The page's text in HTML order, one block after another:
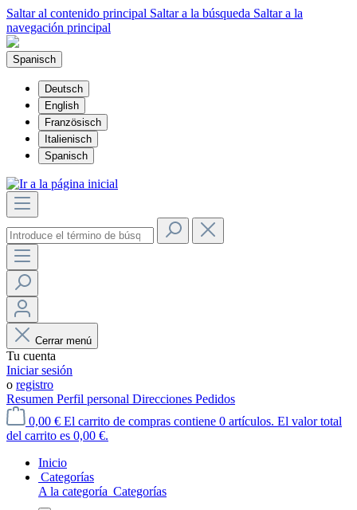
Saltar al contenido principal Saltar a la búsqueda Saltar a la
navegación principal
Spanisch
Deutsch
English
Französisch
Italienisch
Spanisch
Cerrar menú
Tu cuenta
Iniciar sesión
o registro
Resumen Perfil personal Direcciones Pedidos
0,00 € El carrito de compras contiene 0 artículos. El valor total
del carrito es 0,00 €.
Inicio
Categorías
A la categoría Categorías